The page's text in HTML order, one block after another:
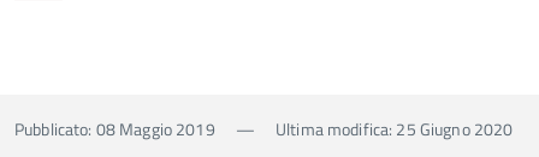
Pubblicato: 08 Maggio 2019 — Ultima modifica: 25 Giugno 2020